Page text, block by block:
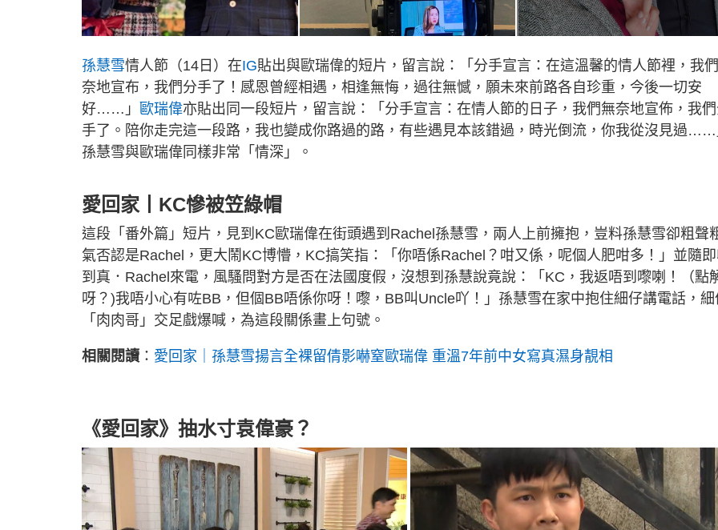
孫慧雪情人節（14日）在IG貼出與歐瑞偉的短片，留言說：「分手宣言：在這溫馨的情人節裡，我
奈地宣布，我們分手了！感恩曾經相遇，相逢無悔，過往無憾，願未來前路各自珍重，今後一切安
好……」 歐瑞偉亦貼出同一段短片，留言說：「分手宣言：在情人節的日子，我們無奈地宣佈，我
手了。陪你走完這一段路，我也變成你路過的路，有些遇見本該錯過，時光倒流，你我從沒見過……
孫慧雪與歐瑞偉同樣非常「情深」。
愛回家丨KC慘被笠綠帽
這段「番外篇」短片，見到KC歐瑞偉在街頭遇到Rachel孫慧雪，兩人上前擁抱，豈料孫慧雪卻粗聲
氣否認是Rachel，更大鬧KC博懵，KC搞笑指：「你唔係Rachel？咁又係，呢個人肥咁多！」並隨
到真．Rachel來電，風騷問對方是否在法國度假，沒想到孫慧說竟說：「KC，我返唔到嚟喇！（點
呀？)我唔小心有咗BB，但個BB唔係你呀！嚟，BB叫Uncle吖！」孫慧雪在家中抱住細仔講電話，細
「肉肉哥」交足戲爆喊，為這段關係畫上句號。
相關閱讀 ： 愛回家｜孫慧雪揚言全裸留倩影嚇窒歐瑞偉 重溫7年前中女寫真濕身靚相
《愛回家》抽水寸袁偉豪？